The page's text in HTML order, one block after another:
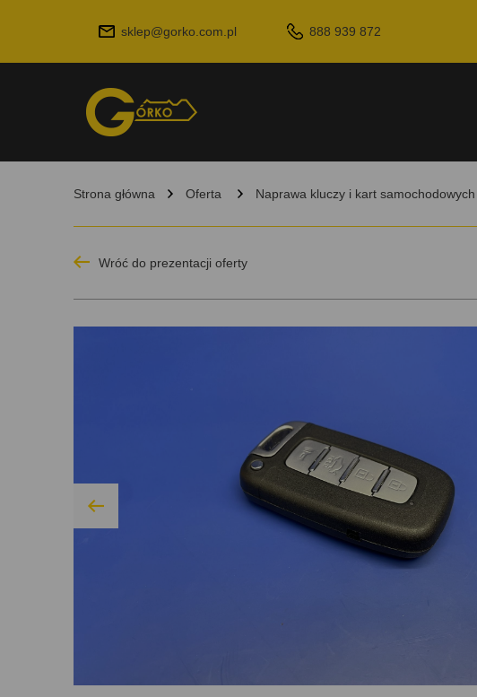
sklep@gorko.com.pl 888 939 872
Strona główna Oferta Naprawa kluczy i kart samochodowych
Wróć do prezentacji oferty